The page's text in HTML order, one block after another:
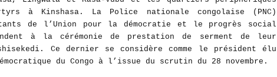
à Kinshasa. La Police nationale congolaise (PNC)
de l’Union pour la démocratie et le progrès social
à la cérémonie de prestation de serment de leur
Ce dernier se considère comme le président élu
du Congo à l’issue du scrutin du 28 novembre.